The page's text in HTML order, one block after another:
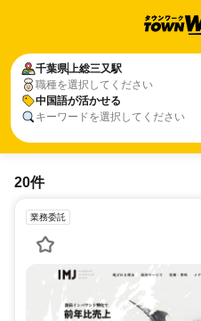
千葉県上総三又駅
職種を選択してください
中国語が活かせる
キーワードを選択してください
20件
業務委託